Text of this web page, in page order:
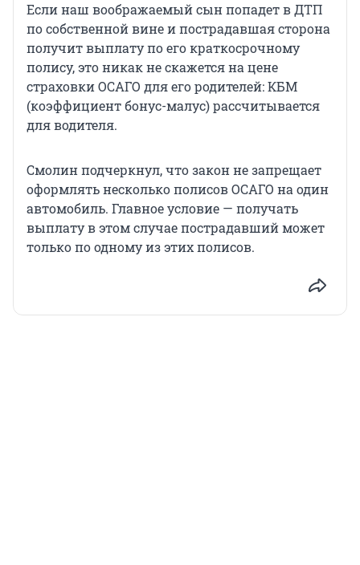
Если наш воображаемый сын попадет в ДТП
по собственной вине и пострадавшая сторона
получит выплату по его краткосрочному
полису, это никак не скажется на цене
страховки ОСАГО для его родителей: КБМ
(коэффициент бонус-малус) рассчитывается
для водителя.
Смолин подчеркнул, что закон не запрещает
оформлять несколько полисов ОСАГО на один
автомобиль. Главное условие — получать
выплату в этом случае пострадавший может
только по одному из этих полисов.